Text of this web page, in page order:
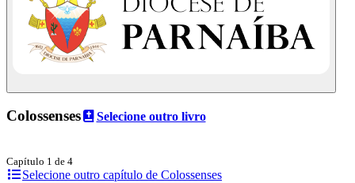
Colossenses Selecione outro livro
Capítulo 1 de 4
Selecione outro capítulo de Colossenses